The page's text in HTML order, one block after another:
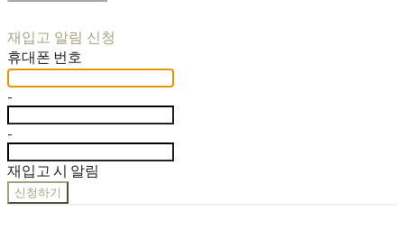
재입고 알림 신청
휴대폰 번호
-
-
재입고 시 알림
신청하기